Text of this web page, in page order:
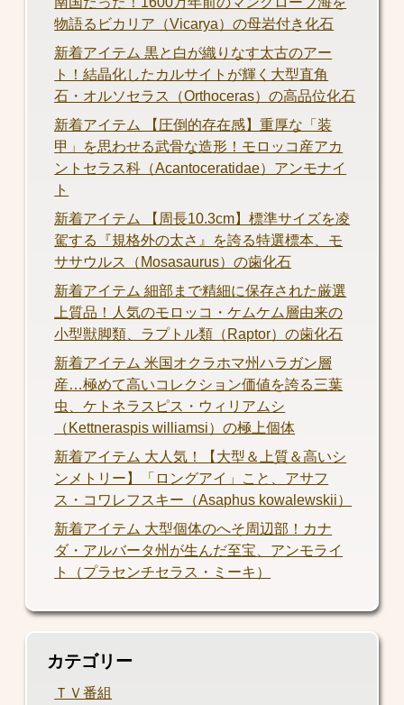
物語るビカリア（Vicarya）の母岩付き化石
新着アイテム 黒と白が織りなす太古のアー
ト！結晶化したカルサイトが輝く大型直角
石・オルソセラス（Orthoceras）の高品位化石
新着アイテム 【圧倒的存在感】重厚な「装
甲」を思わせる武骨な造形！モロッコ産アカ
ントセラス科（Acantoceratidae）アンモナイ
ト
新着アイテム 【周長10.3cm】標準サイズを凌
駕する『規格外の太さ』を誇る特選標本、モ
ササウルス（Mosasaurus）の歯化石
新着アイテム 細部まで精細に保存された厳選
上質品！人気のモロッコ・ケムケム層由来の
小型獣脚類、ラプトル類（Raptor）の歯化石
新着アイテム 米国オクラホマ州ハラガン層
産…極めて高いコレクション価値を誇る三葉
虫、ケトネラスピス・ウィリアムシ
（Kettneraspis williamsi）の極上個体
新着アイテム 大人気！【大型＆上質＆高いシ
ンメトリー】「ロングアイ」こと、アサフ
ス・コワレフスキー（Asaphus kowalewskii）
新着アイテム 大型個体のへそ周辺部！カナ
ダ・アルバータ州が生んだ至宝、アンモライ
ト（プラセンチセラス・ミーキ）
カテゴリー
ＴＶ番組